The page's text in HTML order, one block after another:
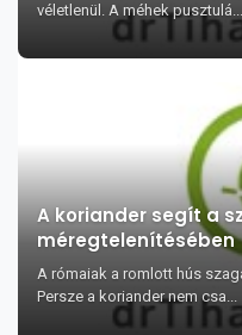
véletlenül. A méhek pusztulá...
A koriander segít a
méregtelenítésében
A rómaiak a romlott hús
Persze a koriander nem csa...